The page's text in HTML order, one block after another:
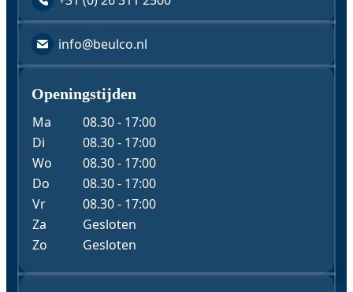
info@beulco.nl
Openingstijden
Ma
08.30 - 17:00
Di
08.30 - 17:00
Wo
08.30 - 17:00
Do
08.30 - 17:00
Vr
08.30 - 17:00
Za
Gesloten
Zo
Gesloten